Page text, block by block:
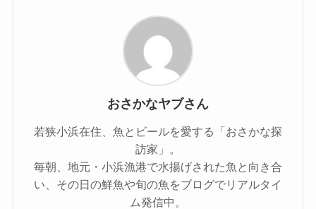
おさかなヤブさん
若狭小浜在住、魚とビールを愛する「おさかな探
訪家」。
毎朝、地元・小浜漁港で水揚げされた魚と向き合
い、その日の鮮魚や旬の魚をブログでリアルタイ
ム発信中。